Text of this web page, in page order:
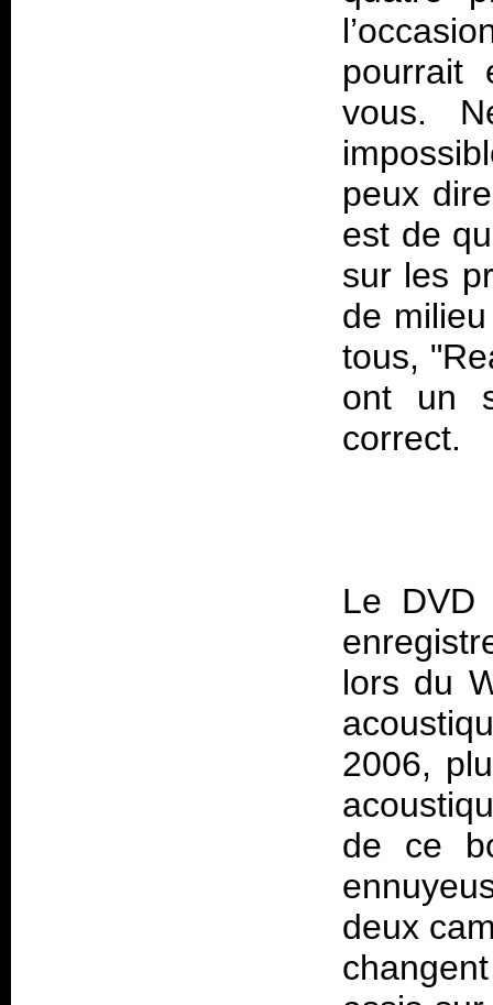
pourrait
vous.
peux
est de
sur les
de
tous,
ont un
Le DVD
lors du
2006,
de ce
deux